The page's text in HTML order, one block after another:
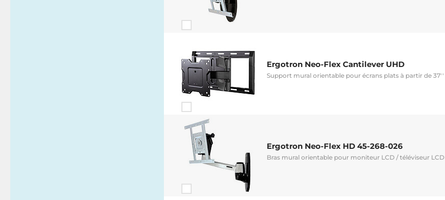
Ergotron Neo-Flex Cantilever UHD
Support mural orientable pour écrans plats à partir de 37''
Ergotron Neo-Flex HD 45-268-026
Bras mural orientable pour moniteur LCD / téléviseur LCD